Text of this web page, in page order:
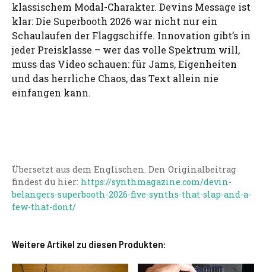
klassischem Modal-Charakter. Devins Message ist
klar: Die Superbooth 2026 war nicht nur ein
Schaulaufen der Flaggschiffe. Innovation gibt’s in
jeder Preisklasse – wer das volle Spektrum will,
muss das Video schauen: für Jams, Eigenheiten
und das herrliche Chaos, das Text allein nie
einfangen kann.
Übersetzt aus dem Englischen. Den Originalbeitrag
findest du hier: https://synthmagazine.com/devin-
belangers-superbooth-2026-five-synths-that-slap-and-a-
few-that-dont/
Weitere Artikel zu diesen Produkten: